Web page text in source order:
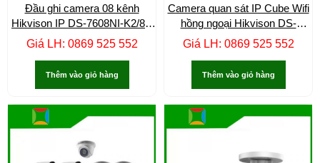
Đầu ghi camera 08 kênh
Hikvison IP DS-7608NI-K2/8P
–
Giá LH: 0869 525 552
Thêm vào giỏ hàng
Camera quan sát IP Cube Wifi
hồng ngoại Hikvison DS-
2CD2410F-IW –
Giá LH: 0869 525 552
Thêm vào giỏ hàng